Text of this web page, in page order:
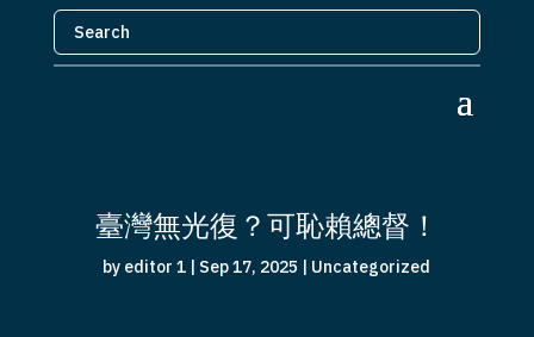
臺灣無光復？可恥賴總督！
by editor 1 | Sep 17, 2025 | Uncategorized